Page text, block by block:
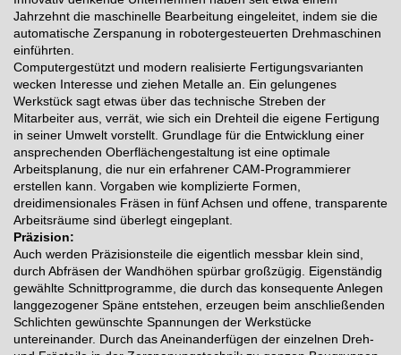
Jahrzehnt die maschinelle Bearbeitung eingeleitet, indem sie die
automatische Zerspanung in robotergesteuerten Drehmaschinen
einführten.
Computergestützt und modern realisierte Fertigungsvarianten
wecken Interesse und ziehen Metalle an. Ein gelungenes
Werkstück sagt etwas über das technische Streben der
Mitarbeiter aus, verrät, wie sich ein Drehteil die eigene Fertigung
in seiner Umwelt vorstellt. Grundlage für die Entwicklung einer
ansprechenden Oberflächengestaltung ist eine optimale
Arbeitsplanung, die nur ein erfahrener CAM-Programmierer
erstellen kann. Vorgaben wie komplizierte Formen,
dreidimensionales Fräsen in fünf Achsen und offene, transparente
Arbeitsräume sind überlegt eingeplant.
Präzision:
Auch werden Präzisionsteile die eigentlich messbar klein sind,
durch Abfräsen der Wandhöhen spürbar großzügig. Eigenständig
gewählte Schnittprogramme, die durch das konsequente Anlegen
langgezogener Späne entstehen, erzeugen beim anschließenden
Schlichten gewünschte Spannungen der Werkstücke
untereinander. Durch das Aneinanderfügen der einzelnen Dreh-